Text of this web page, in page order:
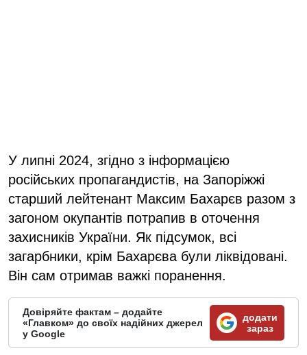
У липні 2024, згідно з інформацією
російських пропагандистів, на Запоріжжі
старший лейтенант Максим Бахарєв разом з
загоном окупантів потрапив в оточення
захисників України. Як підсумок, всі
загарбники, крім Бахарєва були ліквідовані.
Він сам отримав важкі поранення.
Довіряйте фактам – додайте
«Главком» до своїх надійних джерел
у Google
додати
зараз